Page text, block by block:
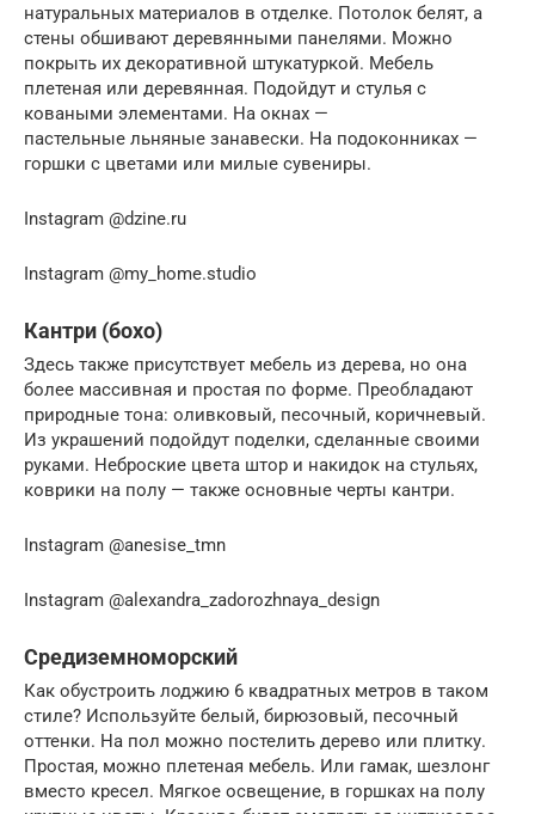
натуральных материалов в отделке. Потолок белят, а
стены обшивают деревянными панелями. Можно
покрыть их декоративной штукатуркой. Мебель
плетеная или деревянная. Подойдут и стулья с
коваными элементами. На окнах —
пастельные льняные занавески. На подоконниках —
горшки с цветами или милые сувениры.
Instagram @dzine.ru
Instagram @my_home.studio
Кантри (бохо)
Здесь также присутствует мебель из дерева, но она
более массивная и простая по форме. Преобладают
природные тона: оливковый, песочный, коричневый.
Из украшений подойдут поделки, сделанные своими
руками. Неброские цвета штор и накидок на стульях,
коврики на полу — также основные черты кантри.
Instagram @anesise_tmn
Instagram @alexandra_zadorozhnaya_design
Средиземноморский
Как обустроить лоджию 6 квадратных метров в таком
стиле? Используйте белый, бирюзовый, песочный
оттенки. На пол можно постелить дерево или плитку.
Простая, можно плетеная мебель. Или гамак, шезлонг
вместо кресел. Мягкое освещение, в горшках на полу